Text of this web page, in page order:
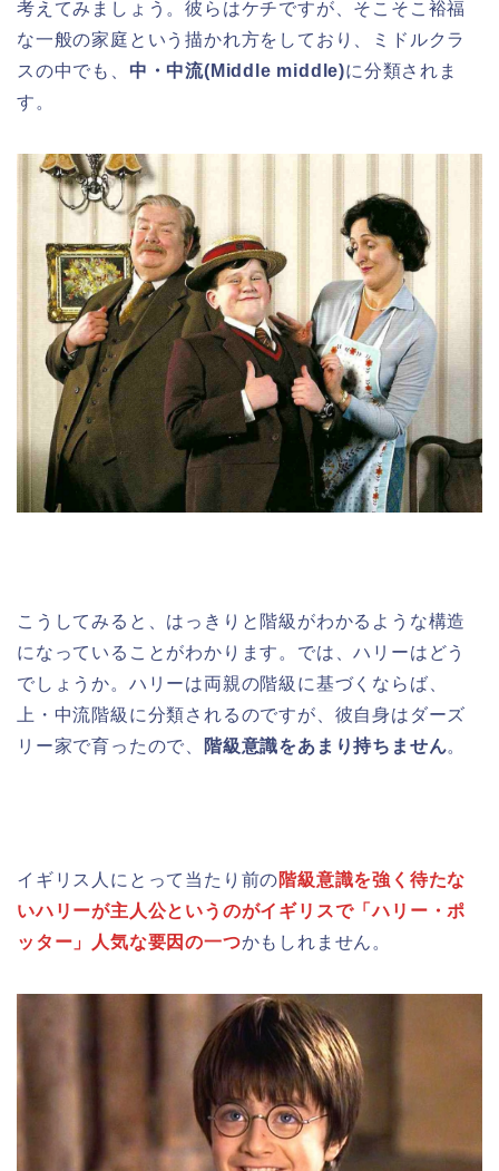
考えてみましょう。彼らはケチですが、そこそこ裕福
な一般の家庭という描かれ方をしており、ミドルクラ
スの中でも、 中・中流(Middle middle)に分類されま
す。
こうしてみると、はっきりと階級がわかるような構造
になっていることがわかります。では、ハリーはどう
でしょうか。ハリーは両親の階級に基づくならば、
上・中流階級に分類されるのですが、彼自身はダーズ
リー家で育ったので、
階級意識をあまり持ちません。
イギリス人にとって当たり前の階級意識を強く待たな
いハリーが主人公というのがイギリスで「ハリー・ポ
ッター」人気な要因の一つかもしれません。